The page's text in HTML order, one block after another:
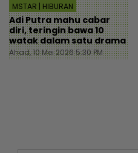
MSTAR | HIBURAN
Adi Putra mahu cabar
diri, teringin bawa 10
watak dalam satu drama
Ahad, 10 Mei 2026 5:30 PM